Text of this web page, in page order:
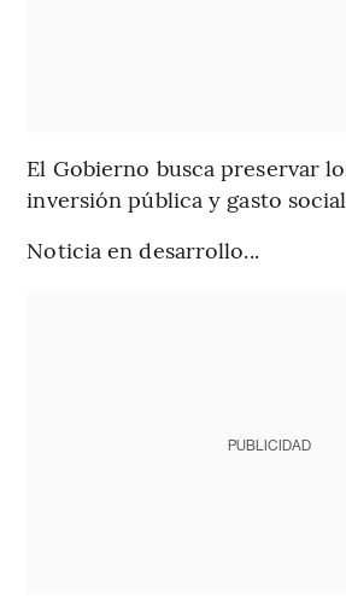
El Gobierno busca preservar
inversión pública y gasto
Noticia en desarrollo...
PUBLICIDAD